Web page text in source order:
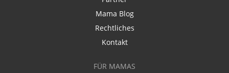
Mama Blog
Rechtliches
Kontakt
FÜR MAMAS